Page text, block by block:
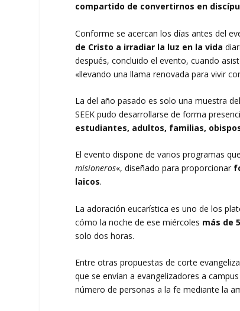
compartido de convertirnos en
Conforme se acercan los días antes del
de Cristo a irradiar la luz en la vida
después, concluido el evento, cuando
«llevando una llama renovada para vivir
La del año pasado es solo una muestra
SEEK pudo desarrollarse de forma
estudiantes, adultos, familias,
El evento dispone de varios programas
misioneros«, diseñado para proporcionar
laicos.
La adoración eucarística es uno de los
cómo la noche de ese miércoles más de
solo dos horas.
Entre otras propuestas de corte
que se envían a evangelizadores a
número de personas a la fe mediante la